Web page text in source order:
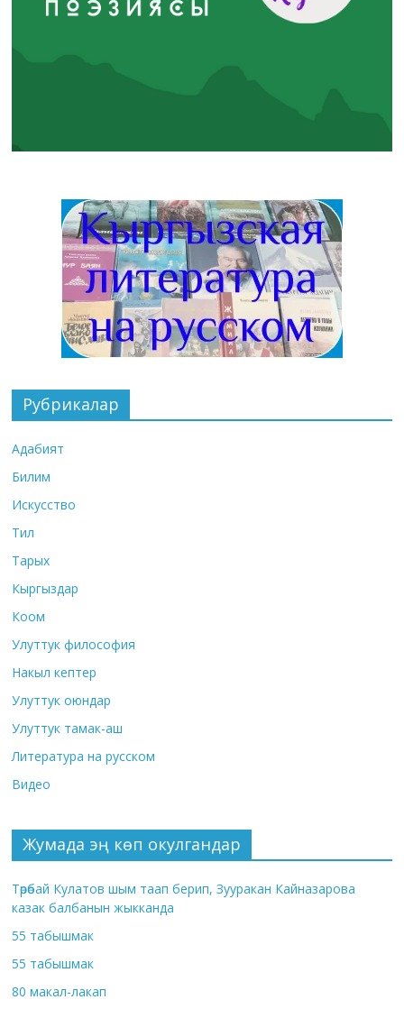
Рубрикалар
Адабият
Билим
Искусство
Тил
Тарых
Кыргыздар
Коом
Улуттук философия
Накыл кептер
Улуттук оюндар
Улуттук тамак-аш
Литература на русском
Видео
Жумада эң көп окулгандар
Төрөбай Кулатов шым таап берип, Зууракан Кайназарова
казак балбанын жыкканда
55 табышмак
55 табышмак
80 макал-лакап